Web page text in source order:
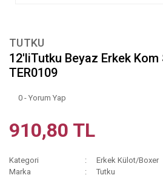
TUTKU
12'liTutku Beyaz Erkek Kom
TER0109
0 - Yorum Yap
910,80 TL
Kategori
Erkek Külot/Boxer
Marka
Tutku